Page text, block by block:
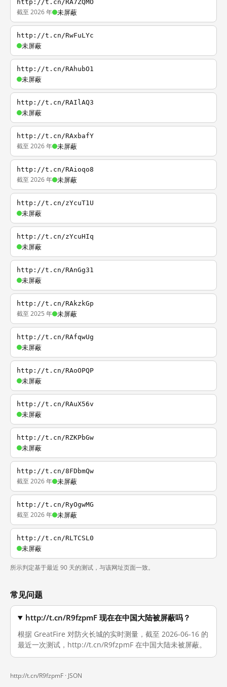
http://t.cn/RA7ZQMO
截至 2026 年 未屏蔽
http://t.cn/RwFuLYc
未屏蔽
http://t.cn/RAhubO1
未屏蔽
http://t.cn/RAIlAQ3
未屏蔽
http://t.cn/RAxbafY
截至 2026 年 未屏蔽
http://t.cn/RAioqo8
截至 2026 年 未屏蔽
http://t.cn/zYcuT1U
未屏蔽
http://t.cn/zYcuHIq
未屏蔽
http://t.cn/RAnGg31
未屏蔽
http://t.cn/RAkzkGp
截至 2025 年 未屏蔽
http://t.cn/RAfqwUg
未屏蔽
http://t.cn/RAoOPQP
未屏蔽
http://t.cn/RAuX56v
未屏蔽
http://t.cn/RZKPbGw
未屏蔽
http://t.cn/8FDbmQw
截至 2026 年 未屏蔽
http://t.cn/RyOgwMG
截至 2026 年 未屏蔽
http://t.cn/RLTCSL0
未屏蔽
所示判定基于最近 90 天的测试，与该网址页面一致。
常见问题
http://t.cn/R9fzpmF 现在在中国大陆被屏蔽吗？
根据 GreatFire 对防火长城的实时测量，截至 2026-06-16 的
最近一次测试，http://t.cn/R9fzpmF 在中国大陆未被屏蔽。
http://t.cn/R9fzpmF · JSON